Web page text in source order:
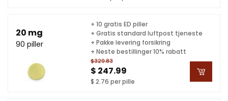
20 mg
90 piller
$329.83
$ 247.99
$ 2.76 per pille
+ 10 gratis ED piller
+ Gratis standard luftpost tjeneste
+ Pakke levering forsikring
+ Neste bestillinger 10% rabatt